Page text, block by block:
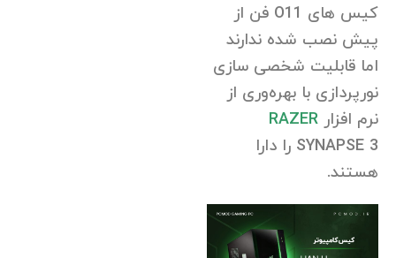
کیس های O11 فن از
پیش نصب شده ندارند
اما قابلیت شخصی سازی
نورپردازی با بهره‌وری از
نرم افزار RAZER
SYNAPSE 3 را دارا
هستند.